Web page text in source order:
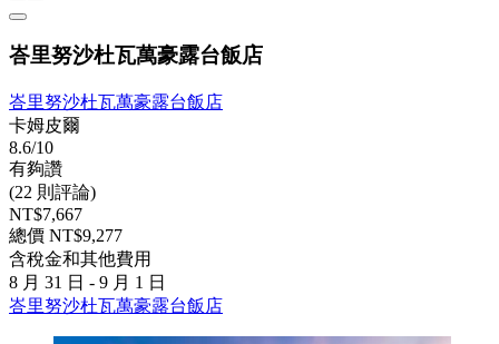
峇里努沙杜瓦萬豪露台飯店
峇里努沙杜瓦萬豪露台飯店
卡姆皮爾
8.6/10
有夠讚
(22 則評論)
NT$7,667
總價 NT$9,277
含稅金和其他費用
8 月 31 日 - 9 月 1 日
峇里努沙杜瓦萬豪露台飯店